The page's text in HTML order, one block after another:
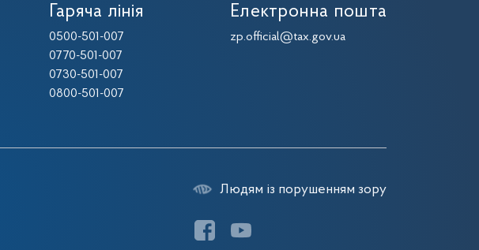
Гаряча лінія
0500-501-007
0770-501-007
0730-501-007
0800-501-007
Електронна пошта
zp.official@tax.gov.ua
Людям із порушенням зору